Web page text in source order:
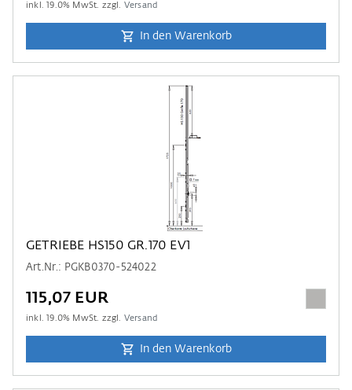
inkl.19.0% MwSt. zzgl. Versand
In den Warenkorb
GETRIEBE HS150 GR.170 EV1
Art.Nr.: PGKB0370-524022
115,07 EUR
inkl.19.0% MwSt. zzgl. Versand
In den Warenkorb